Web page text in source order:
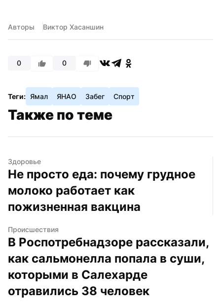
Авторы Виктор Хасаншин
0 0
Теги: Ямал ЯНАО Забег Спорт
Также по теме
Здоровье
Не просто еда: почему грудное
молоко работает как
пожизненная вакцина
Происшествия
В Роспотребнадзоре рассказали,
как сальмонелла попала в суши,
которыми в Салехарде
отравились 38 человек